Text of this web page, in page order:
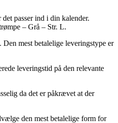
passer ind i din kalender.
– Grå – Str. L.
mest betalelige leveringstype er
leveringstid på den relevante
da det er påkrævet at der
den mest betalelige form for